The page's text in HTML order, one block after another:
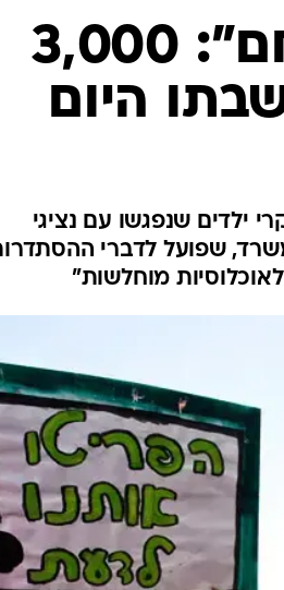
המייל האדום
"מנסים לשבור את רוחם": 3,000
היום
ילדים שנפגשו עם נציגי
שפועל לדברי
מוחלשות"